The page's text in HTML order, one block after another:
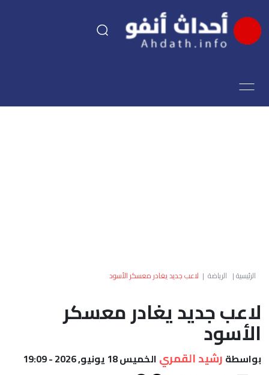
اقتصاد
العالم
أعمدة
الرئيسية| الرياضة | لاعب جديد يغادر معسكر الأسود
لاعب جديد يغادر معسكر
الأسود
بواسطة رشيد القمري الخميس 18 يونيو, 2026 - 19:09